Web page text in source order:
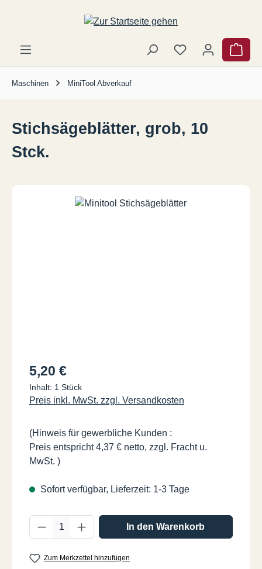
Zum Hauptinhalt springen
Maschinen MiniTool Abverkauf
Stichsägeblätter, grob, 10
Stck.
Regulärer Preis:
5,20 €
Inhalt: 1 Stück
Preis inkl. MwSt. zzgl. Versandkosten
(Hinweis für gewerbliche Kunden :
Preis entspricht 4,37 € netto, zzgl. Fracht u.
MwSt. )
Sofort verfügbar, Lieferzeit: 1-3 Tage
Produkt Anzahl: Gib den gewünschten
In den Warenkorb
Zum Merkzettel hinzufügen